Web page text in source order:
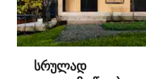
სრულად